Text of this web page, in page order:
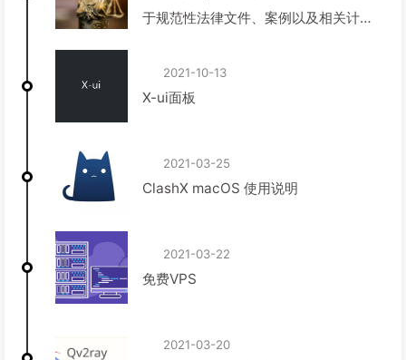
于规范性法律文件、案例以及相关计算
2021-10-13
X-ui面板
2021-03-25
ClashX macOS 使用说明
2021-03-22
免费VPS
2021-03-20